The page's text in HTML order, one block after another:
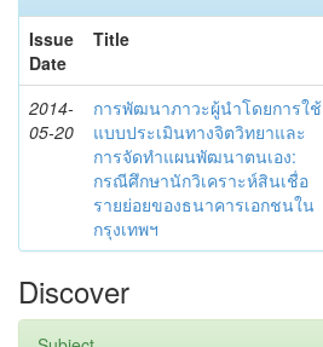
Issue
Date
Title
2014-
05-20
การพัฒนาภาวะผู้นำโดยการใช้
แบบประเมินทางจิตวิทยาและ
การจัดทำแผนพัฒนาตนเอง:
กรณีศึกษานักวิเคราะห์สินเชื่อ
รายย่อยของธนาคารเอกชนใน
กรุงเทพฯ
Discover